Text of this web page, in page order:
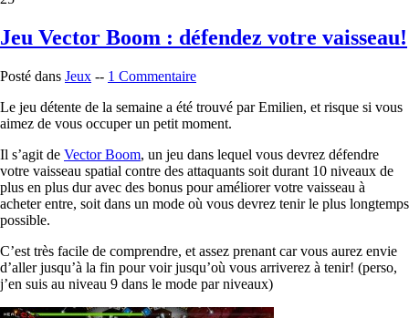
Jeu Vector Boom : défendez votre vaisseau!
Posté dans Jeux -- 1 Commentaire
Le jeu détente de la semaine a été trouvé par Emilien, et risque si vous
aimez de vous occuper un petit moment.
Il s’agit de Vector Boom, un jeu dans lequel vous devrez défendre
votre vaisseau spatial contre des attaquants soit durant 10 niveaux de
plus en plus dur avec des bonus pour améliorer votre vaisseau à
acheter entre, soit dans un mode où vous devrez tenir le plus longtemps
possible.
C’est très facile de comprendre, et assez prenant car vous aurez envie
d’aller jusqu’à la fin pour voir jusqu’où vous arriverez à tenir! (perso,
j’en suis au niveau 9 dans le mode par niveaux)